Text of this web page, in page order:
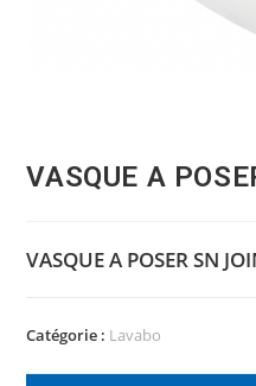
VASQUE A
VASQUE A POSER SN
Catégorie : Lavabo